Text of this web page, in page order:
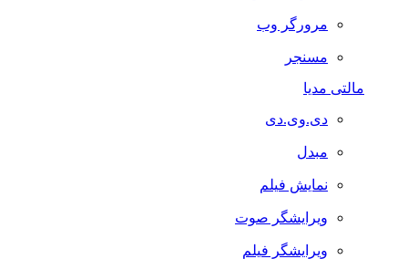
مرورگر وب
مسنجر
مالتی مدیا
دی.وی.دی
مبدل
نمایش فیلم
ویرایشگر صوت
ویرایشگر فیلم